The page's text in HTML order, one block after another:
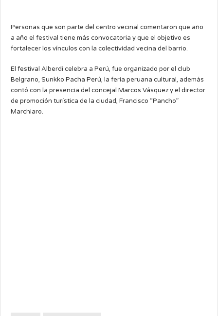
Personas que son parte del centro vecinal comentaron que año
a año el festival tiene más convocatoria y que el objetivo es
fortalecer los vínculos con la colectividad vecina del barrio.
El festival Alberdi celebra a Perú, fue organizado por el club
Belgrano, Sunkko Pacha Perú, la feria peruana cultural, además
contó con la presencia del concejal Marcos Vásquez y el director
de promoción turística de la ciudad, Francisco “Pancho”
Marchiaro.